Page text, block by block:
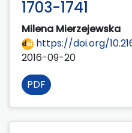
1703-1741
Milena Mierzejewska
https://doi.org/
2016-09-20
PDF